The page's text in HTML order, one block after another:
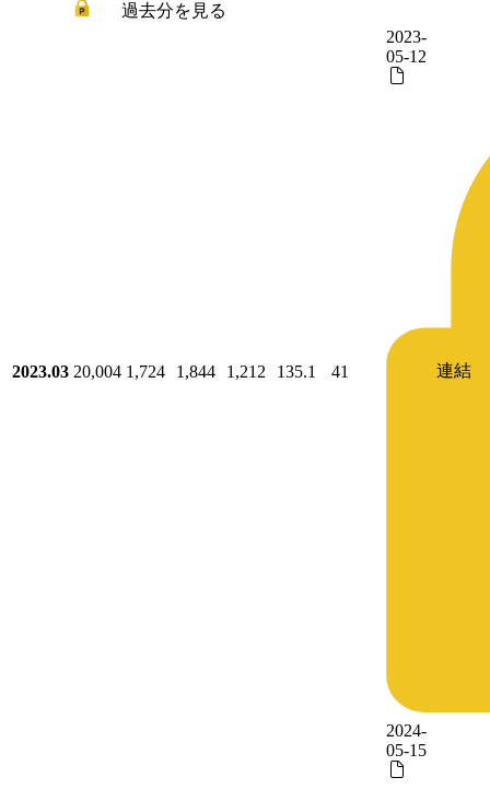
過去分を見る
2023.03 20,004 1,724 1,844 1,212 135.1 41
2023-
05-12
連結
2024-
05-15